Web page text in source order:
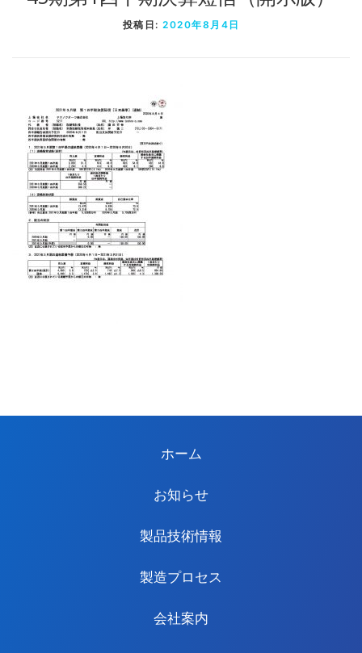
投稿日: 2020年8月4日
ホーム
お知らせ
製品技術情報
製造プロセス
会社案内